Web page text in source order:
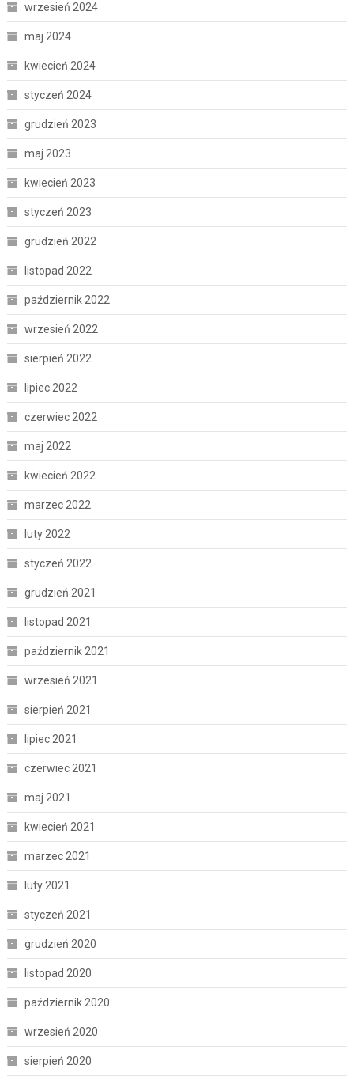
wrzesień 2024
maj 2024
kwiecień 2024
styczeń 2024
grudzień 2023
maj 2023
kwiecień 2023
styczeń 2023
grudzień 2022
listopad 2022
październik 2022
wrzesień 2022
sierpień 2022
lipiec 2022
czerwiec 2022
maj 2022
kwiecień 2022
marzec 2022
luty 2022
styczeń 2022
grudzień 2021
listopad 2021
październik 2021
wrzesień 2021
sierpień 2021
lipiec 2021
czerwiec 2021
maj 2021
kwiecień 2021
marzec 2021
luty 2021
styczeń 2021
grudzień 2020
listopad 2020
październik 2020
wrzesień 2020
sierpień 2020